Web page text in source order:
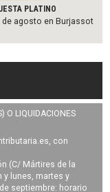
PLATINO
de agosto en Burjassot
O LIQUIDACIONES
, con
(C/ Mártires de la
y lunes, martes y
septiembre: horario